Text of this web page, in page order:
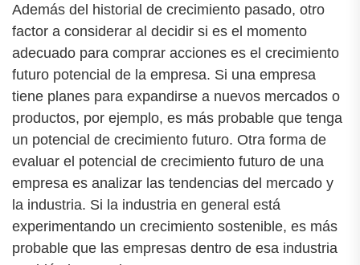
Además del historial de crecimiento pasado, otro
factor a considerar al decidir si es el momento
adecuado para comprar acciones es el crecimiento
futuro potencial de la empresa. Si una empresa
tiene planes para expandirse a nuevos mercados o
productos, por ejemplo, es más probable que tenga
un potencial de crecimiento futuro. Otra forma de
evaluar el potencial de crecimiento futuro de una
empresa es analizar las tendencias del mercado y
la industria. Si la industria en general está
experimentando un crecimiento sostenible, es más
probable que las empresas dentro de esa industria